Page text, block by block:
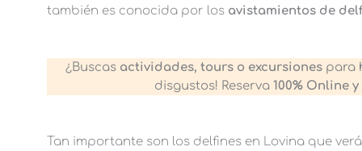
también es conocida por los avistamientos de
¿Buscas actividades, tours o excursiones para
disgustos! Reserva 100% Online
Tan importante son los delfines en Lovina que